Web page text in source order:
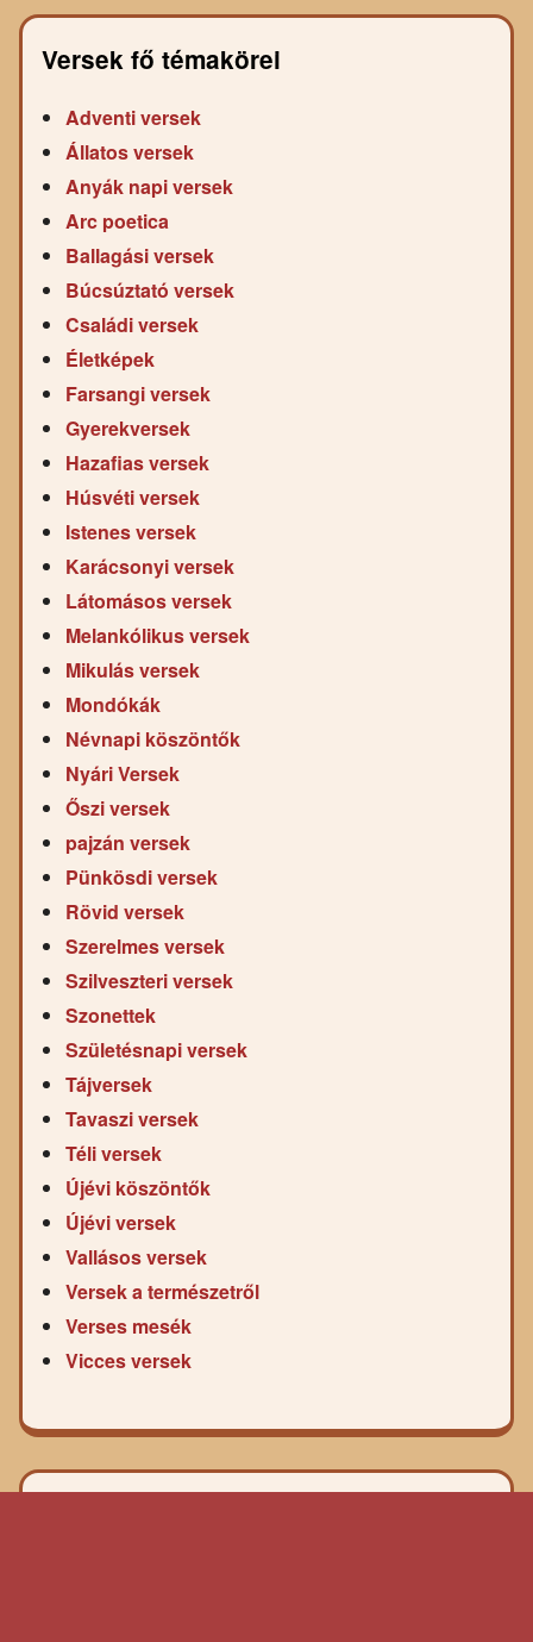
Versek fő témakörei
Adventi versek
Állatos versek
Anyák napi versek
Arc poetica
Ballagási versek
Búcsúztató versek
Családi versek
Életképek
Farsangi versek
Gyerekversek
Hazafias versek
Húsvéti versek
Istenes versek
Karácsonyi versek
Látomásos versek
Melankólikus versek
Mikulás versek
Mondókák
Névnapi köszöntők
Nyári Versek
Őszi versek
pajzán versek
Pünkösdi versek
Rövid versek
Szerelmes versek
Szilveszteri versek
Szonettek
Születésnapi versek
Tájversek
Tavaszi versek
Téli versek
Újévi köszöntők
Újévi versek
Vallásos versek
Versek a természetről
Verses mesék
Vicces versek